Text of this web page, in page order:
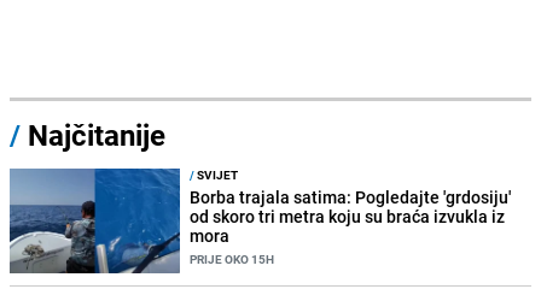
/ Najčitanije
/SVIJET
Borba trajala satima: Pogledajte 'grdosiju'
od skoro tri metra koju su braća izvukla iz
mora
PRIJE OKO 15H